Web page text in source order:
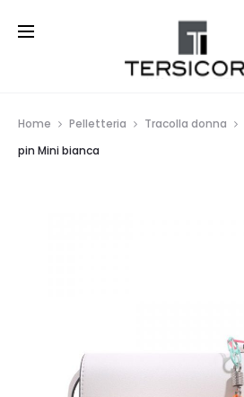
Home Pelletteria Tracolla donna
pin Mini bianca